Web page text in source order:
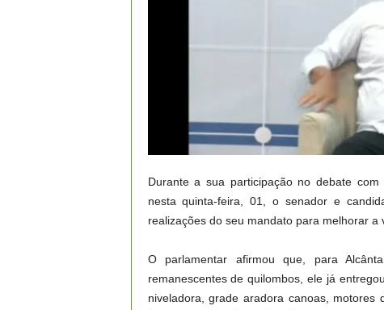
Durante a sua participação no debate
nesta quinta-feira, 01, o senador e
realizações do seu mandato para melhorar
O parlamentar afirmou que, para
remanescentes de quilombos, ele já
niveladora, grade aradora canoas,